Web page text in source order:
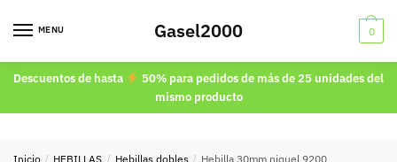
MENU Gasel2000 0
Descuentos de hasta
50% para pedidos de más de 25 unidades del
mismo producto
Inicio / HEBILLAS / Hebillas dobles / Hebilla 30mm niquel 9200